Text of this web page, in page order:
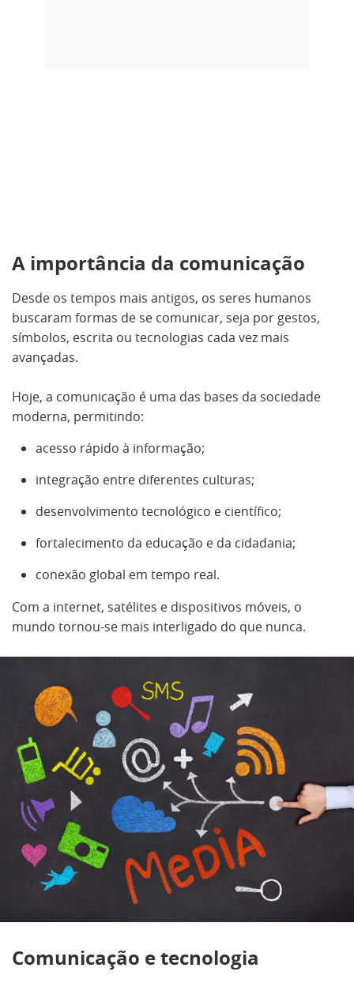
A importância da comunicação
Desde os tempos mais antigos, os seres humanos
buscaram formas de se comunicar, seja por gestos,
símbolos, escrita ou tecnologias cada vez mais
avançadas.
Hoje, a comunicação é uma das bases da sociedade
moderna, permitindo:
acesso rápido à informação;
integração entre diferentes culturas;
desenvolvimento tecnológico e científico;
fortalecimento da educação e da cidadania;
conexão global em tempo real.
Com a internet, satélites e dispositivos móveis, o
mundo tornou-se mais interligado do que nunca.
Comunicação e tecnologia